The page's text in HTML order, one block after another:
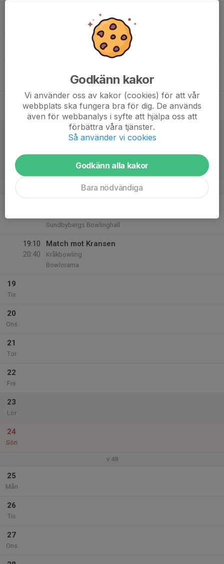
17
Sön
v.47
Sundbybergs Bowlinghall
19:10
20:40
Match mot Kransen
Kråkbowling
Bowlorama
19
Tis
20
Ons
21
Tor
22
Fre
23
Lör
24
Sön
v.48
25
Mån
26
Tis
27
Ons
Godkänn kakor
Vi använder oss av kakor (cookies) för att vår
webbplats ska fungera bra för dig. De används
även för webbanalys i syfte att hjälpa oss att
förbättra våra tjänster.
Så använder vi cookies
Godkänn alla kakor
Bara nödvändiga